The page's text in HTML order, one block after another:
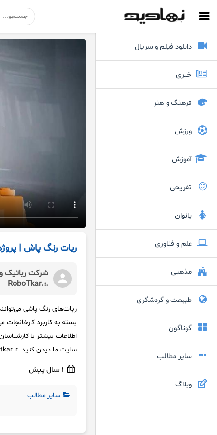
دانلود فیلم و سریال
خبری
فرهنگ و هنر
ورزش
آموزش
تفریحی
بانوان
علم و فناوری
مذهبی
طبیعت و گردشگری
گوناگون
سایر مطالب
وبلاگ
ربات رنگ پاش |
شرکت رباتیک
.:.RoboTkar
ربات‌های رنگ پاشی
بسته به کاربرد
سایت ما دیدن کنید. www.robotkar.ir
سایر مطالب